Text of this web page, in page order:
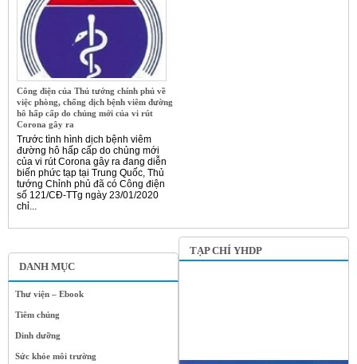
DANH MỤC
Thư viện – Ebook
Tiêm chủng
Dinh dưỡng
Sức khỏe môi trường
Công điện của Thủ tướng chính phủ về
việc phòng, chống dịch bệnh viêm đường
hô hấp cấp do chủng mới của vi rút
Corona gây ra
Trước tình hình dịch bệnh viêm
đường hô hấp cấp do chủng mới
của vi rút Corona gây ra đang diễn
biến phức tạp tại Trung Quốc, Thủ
tướng Chỉnh phủ đã có Công điện
số 121/CĐ-TTg ngày 23/01/2020
chỉ...
TẠP CHÍ YHDP